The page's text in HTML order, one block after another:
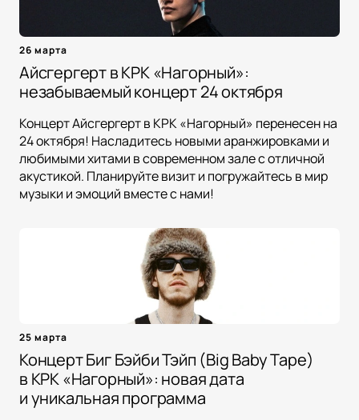
26 марта
Айсгергерт в КРК «Нагорный»:
незабываемый концерт 24 октября
Концерт Айсгергерт в КРК «Нагорный» перенесен на
24 октября! Насладитесь новыми аранжировками и
любимыми хитами в современном зале с отличной
акустикой. Планируйте визит и погружайтесь в мир
музыки и эмоций вместе с нами!
25 марта
Концерт Биг Бэйби Тэйп (Big Baby Tape)
в КРК «Нагорный»: новая дата
и уникальная программа